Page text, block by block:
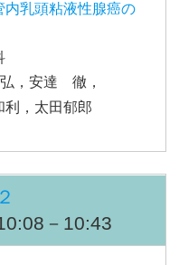
乳頭粘液性腺癌の
，安達 徹，
利，太田郁郎
－10:43